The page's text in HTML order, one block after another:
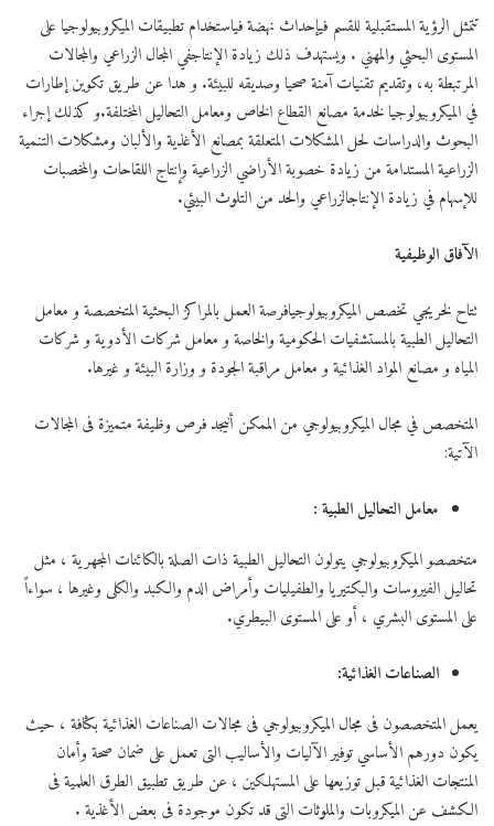
تتمثل الرؤية المستقبلية للقسم فيإحداث نهضة فياستخدام تطبيقات الميكروبيولوجيا على
المستوى البحثي والمهني . ويستهدف ذلك زيادة الإنتاجفي المجال الزراعي والمجالات
المرتبطة به، وتقديم تقنيات آمنة صحيا وصديقه للبيئة. و هدا عن طريق تكوين إطارات
في الميكروبيولوجيا لخدمة مصانع القطاع الخاص ومعامل التحاليل المختلفة.و كذلك إجراء
البحوث والدراسات لحل المشكلات المتعلقة بمصانع الأغذية والألبان ومشكلات التنمية
الزراعية المستدامة من زيادة خصوبة الأراضي الزراعية وإنتاج اللقاحات والمخصبات
للإسهام في زيادة الإنتاجالزراعي والحد من التلوث البيئي.
الآفاق الوظيفية
تتاح لخريجي تخصص الميكروبيولوجيافرصة العمل بالمراكز البحثية المتخصصة و معامل
التحاليل الطبية بالمستشفيات الحكومية والخاصة و معامل شركات الأدوية و شركات
المياه و مصانع المواد الغذائية و معامل مراقبة الجودة و وزارة البيئة و غيرها.
المتخصص في مجال الميكروبيولوجي من الممكن أنيجد فرص وظيفة متميزة فى المجالات
الآتية:
معامل التحاليل الطبية:
متخصصو الميكروبيولوجي يتولون التحاليل الطبية ذات الصلة بالكائنات المجهرية ، مثل
تحاليل الفيروسات والبكتيريا والطفيليات وأمراض الدم والكبد والكلى وغيرها ، سواءاً
على المستوى البشري ، أو على المستوى البيطري.
الصناعات الغذائية:
يعمل المتخصصون فى مجال الميكروبيولوجي فى مجالات الصناعات الغذائية بكثافة ، حيث
يكون دورهم الأساسي توفير الآليات والأساليب التى تعمل على ضمان صحة وأمان
المنتجات الغذائية قبل توزيعها على المستهلكين ، عن طريق تطبيق الطرق العلمية فى
الكشف عن الميكروبات والملوثات التى قد تكون موجودة فى بعض الأغذية .